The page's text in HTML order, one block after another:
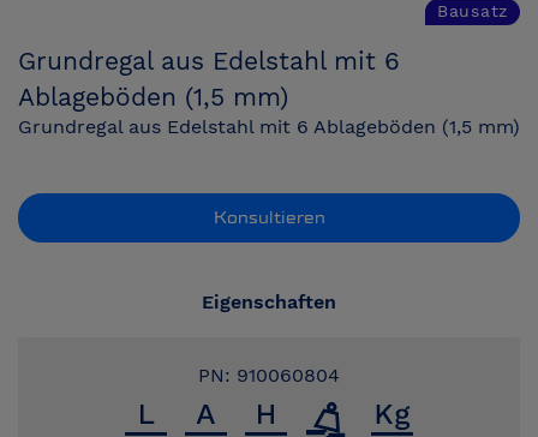
Bausatz
Grundregal aus Edelstahl mit 6
Ablageböden (1,5 mm)
Grundregal aus Edelstahl mit 6 Ablageböden (1,5 mm)
Konsultieren
Eigenschaften
PN: 910060804